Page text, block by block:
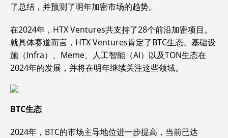
了总结，并预测了明年加密市场的趋势。
在2024年，HTX Ventures共支持了28个前沿加密项目。
就具体赛道而言，HTX Ventures肯定了BTC生态、基础设
施（Infra）、Meme、人工智能（AI）以及TON生态在
2024年的发展，并将在明年继续关注这些领域。
BTC生态
2024年，BTC的市场主导地位进一步提高，当前已达